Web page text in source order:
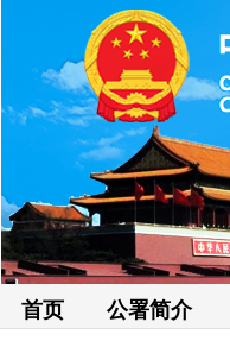
首页 公署简介